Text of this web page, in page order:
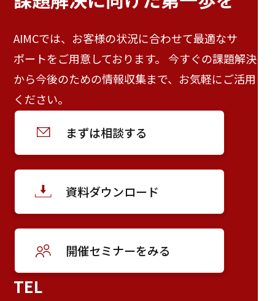
AIMCでは、お客様の状況に合わせて最適なサ
ポートをご用意しております。 今すぐの課題解決
から今後のための情報収集まで、お気軽にご活用
ください。
まずは相談する
資料ダウンロード
開催セミナーをみる
TEL